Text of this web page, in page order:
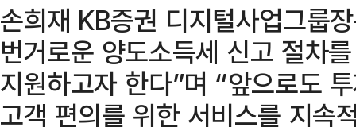
손희재 KB증권 디지털사업그룹
번거로운 양도소득세 신고 절차
지원하고자 한다”며 “앞으로도
고객 편의를 위한 서비스를 지속